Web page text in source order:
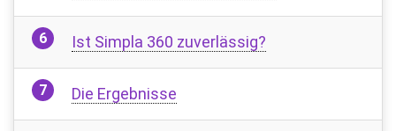
Ist Simpla 360 zuverlässig?
Die Ergebnisse